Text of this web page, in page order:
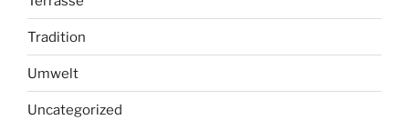
Uncategorized
Wintergarten
Wohnen